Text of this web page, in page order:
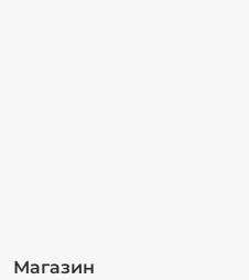
Магазин